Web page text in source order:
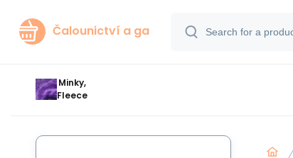
Čalounictví a ga
Minky,
Fleece